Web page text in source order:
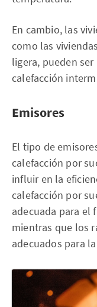
En cambio, las
como las
ligera, pueden
calefacción
Emisores
El tipo de
calefacción por
influir en la
calefacción por
adecuada para
mientras que los
adecuados para